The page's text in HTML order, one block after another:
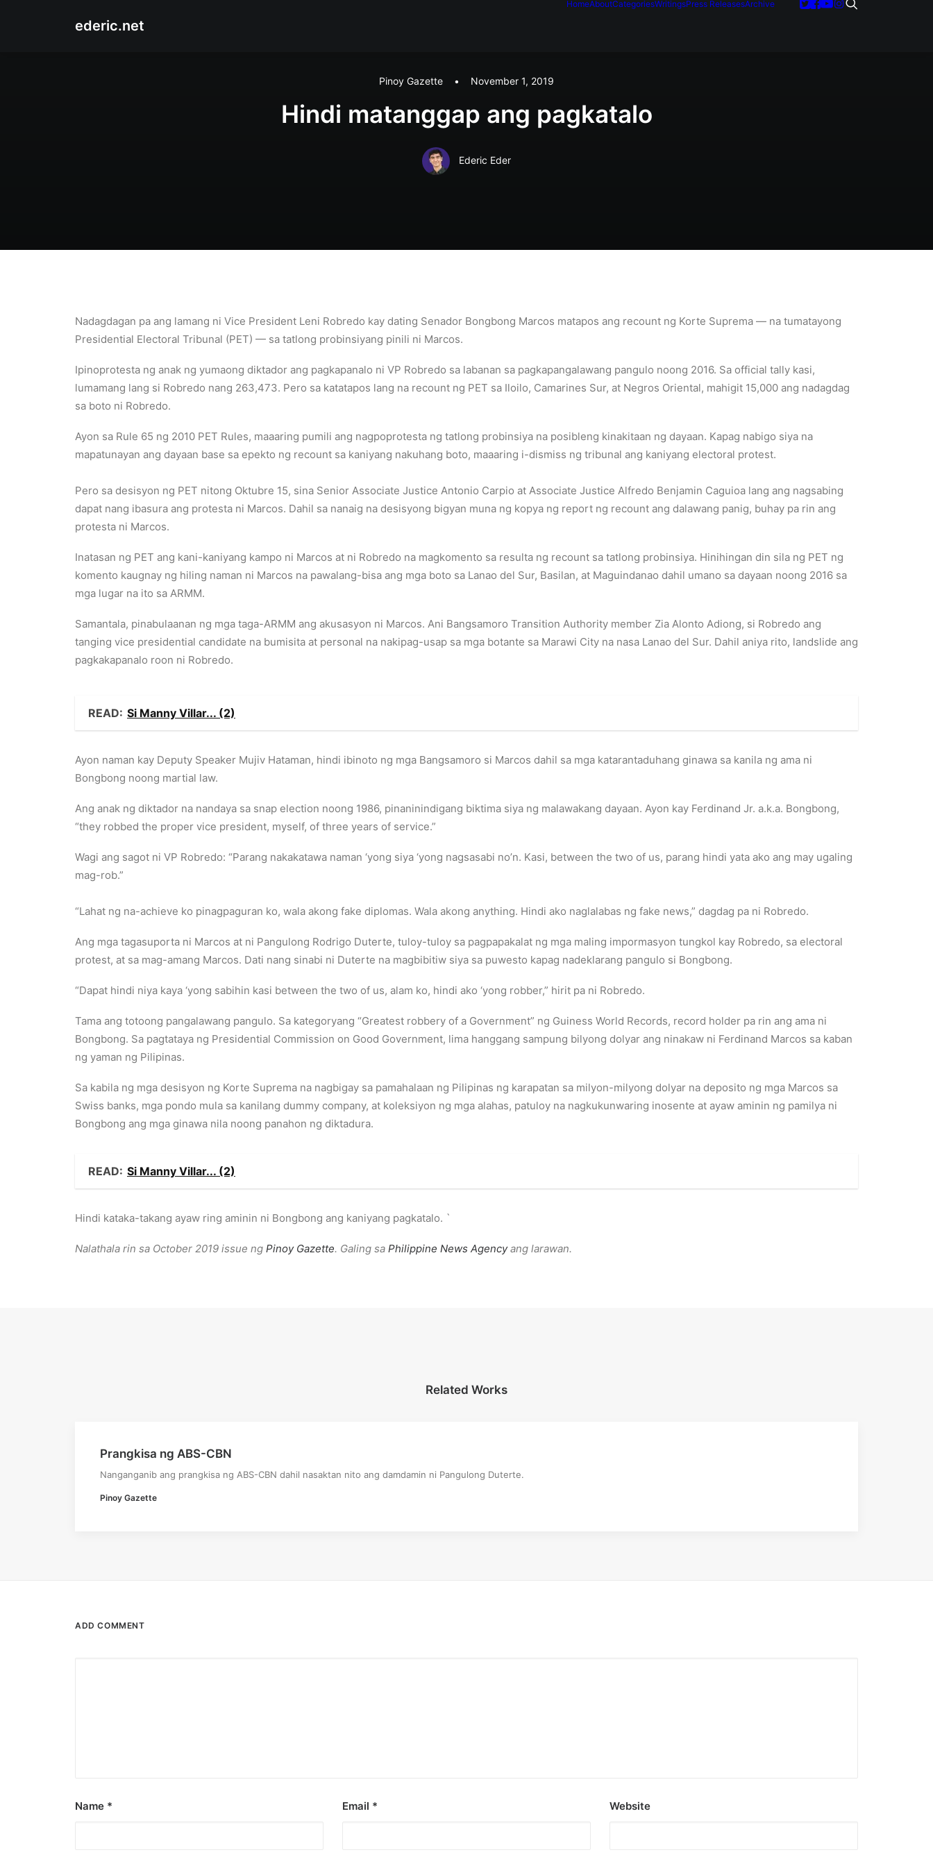
ederic.net
HomeAboutCategoriesWritingsPress ReleasesArchive
Pinoy Gazette • November 1, 2019
Hindi matanggap ang pagkatalo
Ederic Eder
Nadagdagan pa ang lamang ni Vice President Leni Robredo kay dating Senador Bongbong Marcos matapos ang recount ng Korte Suprema — na tumatayong
Presidential Electoral Tribunal (PET) — sa tatlong probinsiyang pinili ni Marcos.
Ipinoprotesta ng anak ng yumaong diktador ang pagkapanalo ni VP Robredo sa labanan sa pagkapangalawang pangulo noong 2016. Sa official tally kasi,
lumamang lang si Robredo nang 263,473. Pero sa katatapos lang na recount ng PET sa Iloilo, Camarines Sur, at Negros Oriental, mahigit 15,000 ang nadagdag
sa boto ni Robredo.
Ayon sa Rule 65 ng 2010 PET Rules, maaaring pumili ang nagpoprotesta ng tatlong probinsiya na posibleng kinakitaan ng dayaan. Kapag nabigo siya na
mapatunayan ang dayaan base sa epekto ng recount sa kaniyang nakuhang boto, maaaring i-dismiss ng tribunal ang kaniyang electoral protest.
Pero sa desisyon ng PET nitong Oktubre 15, sina Senior Associate Justice Antonio Carpio at Associate Justice Alfredo Benjamin Caguioa lang ang nagsabing
dapat nang ibasura ang protesta ni Marcos. Dahil sa nanaig na desisyong bigyan muna ng kopya ng report ng recount ang dalawang panig, buhay pa rin ang
protesta ni Marcos.
Inatasan ng PET ang kani-kaniyang kampo ni Marcos at ni Robredo na magkomento sa resulta ng recount sa tatlong probinsiya. Hinihingan din sila ng PET ng
komento kaugnay ng hiling naman ni Marcos na pawalang-bisa ang mga boto sa Lanao del Sur, Basilan, at Maguindanao dahil umano sa dayaan noong 2016 sa
mga lugar na ito sa ARMM.
Samantala, pinabulaanan ng mga taga-ARMM ang akusasyon ni Marcos. Ani Bangsamoro Transition Authority member Zia Alonto Adiong, si Robredo ang
tanging vice presidential candidate na bumisita at personal na nakipag-usap sa mga botante sa Marawi City na nasa Lanao del Sur. Dahil aniya rito, landslide ang
pagkakapanalo roon ni Robredo.
READ: Si Manny Villar... (2)
Ayon naman kay Deputy Speaker Mujiv Hataman, hindi ibinoto ng mga Bangsamoro si Marcos dahil sa mga katarantaduhang ginawa sa kanila ng ama ni
Bongbong noong martial law.
Ang anak ng diktador na nandaya sa snap election noong 1986, pinaninindigang biktima siya ng malawakang dayaan. Ayon kay Ferdinand Jr. a.k.a. Bongbong,
“they robbed the proper vice president, myself, of three years of service.”
Wagi ang sagot ni VP Robredo: “Parang nakakatawa naman ‘yong siya ‘yong nagsasabi no’n. Kasi, between the two of us, parang hindi yata ako ang may ugaling
mag-rob.”
“Lahat ng na-achieve ko pinagpaguran ko, wala akong fake diplomas. Wala akong anything. Hindi ako naglalabas ng fake news,” dagdag pa ni Robredo.
Ang mga tagasuporta ni Marcos at ni Pangulong Rodrigo Duterte, tuloy-tuloy sa pagpapakalat ng mga maling impormasyon tungkol kay Robredo, sa electoral
protest, at sa mag-amang Marcos. Dati nang sinabi ni Duterte na magbibitiw siya sa puwesto kapag nadeklarang pangulo si Bongbong.
“Dapat hindi niya kaya ‘yong sabihin kasi between the two of us, alam ko, hindi ako ‘yong robber,” hirit pa ni Robredo.
Tama ang totoong pangalawang pangulo. Sa kategoryang “Greatest robbery of a Government” ng Guiness World Records, record holder pa rin ang ama ni
Bongbong. Sa pagtataya ng Presidential Commission on Good Government, lima hanggang sampung bilyong dolyar ang ninakaw ni Ferdinand Marcos sa kaban
ng yaman ng Pilipinas.
Sa kabila ng mga desisyon ng Korte Suprema na nagbigay sa pamahalaan ng Pilipinas ng karapatan sa milyon-milyong dolyar na deposito ng mga Marcos sa
Swiss banks, mga pondo mula sa kanilang dummy company, at koleksiyon ng mga alahas, patuloy na nagkukunwaring inosente at ayaw aminin ng pamilya ni
Bongbong ang mga ginawa nila noong panahon ng diktadura.
READ: Si Manny Villar... (2)
Hindi kataka-takang ayaw ring aminin ni Bongbong ang kaniyang pagkatalo. `
Nalathala rin sa October 2019 issue ng Pinoy Gazette. Galing sa Philippine News Agencyang larawan.
Related Works
Prangkisa ng ABS-CBN
Nanganganib ang prangkisa ng ABS-CBN dahil nasaktan nito ang damdamin ni Pangulong Duterte.
Pinoy Gazette
ADD COMMENT
Name * Email * Website